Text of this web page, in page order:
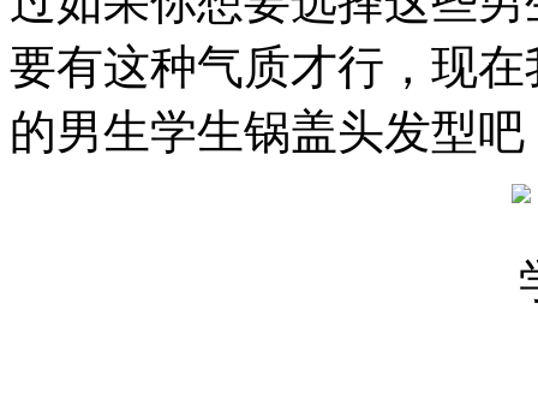
要有这种气质才行，现
的男生学生锅盖头发型